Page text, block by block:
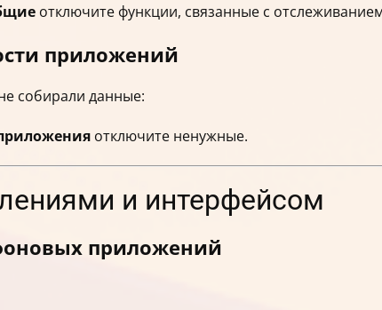
отключите функции, связанные с
приложений
собирали данные:
отключите ненужные.
и интерфейсом
приложений